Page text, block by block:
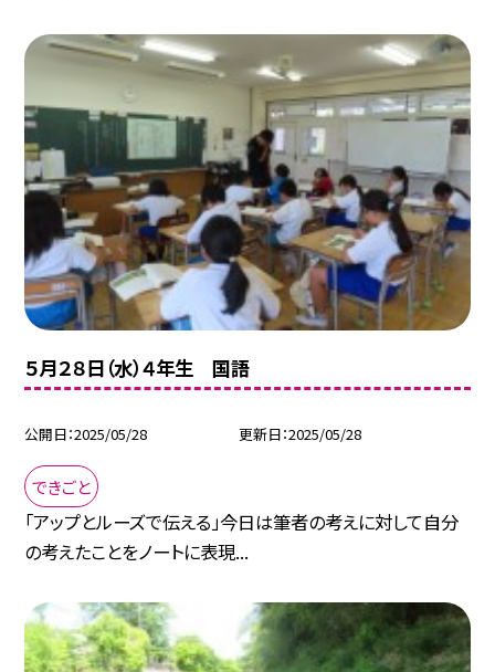
５月２８日（水）４年生 国語
公開日 2025/05/28 更新日 2025/05/28
できごと
「アップとルーズで伝える」今日は筆者の考えに対して自分
の考えたことをノートに表現...